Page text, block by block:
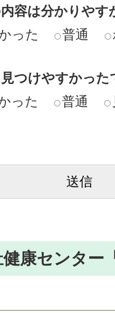
容は分かりやす
った
普通
つけやすかった
った
普通
康センター